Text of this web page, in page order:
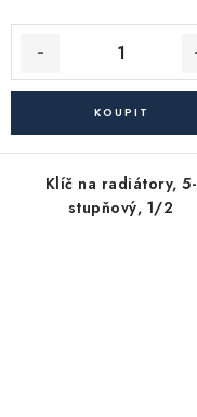
Klíč na radiátory, 5-
stupňový, 1/2